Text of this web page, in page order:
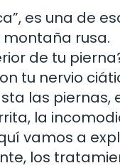
es una de
rusa.
de tu
tu nervio
las piernas,
la
vamos a
los